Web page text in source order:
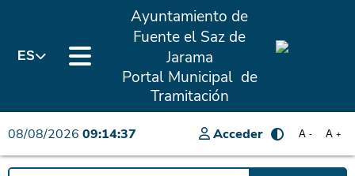
ES
Ayuntamiento de
Fuente el Saz de
Jarama
Portal Municipal de
Tramitación
08/08/2026 09:14:37 Acceder A +
A -